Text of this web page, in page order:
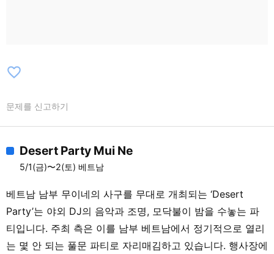
favorite_border
문제를 신고하기
Desert Party Mui Ne
5/1(금)〜2(토) 베트남
베트남 남부 무이네의 사구를 무대로 개최되는 ‘Desert
Party’는 야외 DJ의 음악과 조명, 모닥불이 밤을 수놓는 파
티입니다. 주최 측은 이를 남부 베트남에서 정기적으로 열리
는 몇 안 되는 풀문 파티로 자리매김하고 있습니다. 행사장에